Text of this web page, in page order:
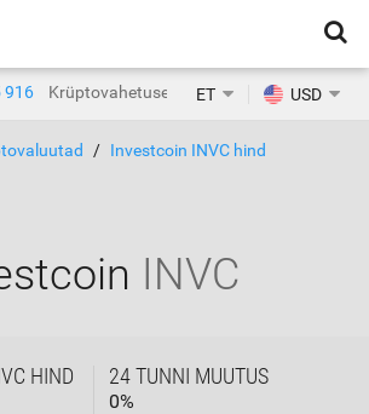
916 Krüptovahetused: 1468
ET USD
Investcoin INVC hind
INVC
HIND 24 TUNNI MUUTUS
0%